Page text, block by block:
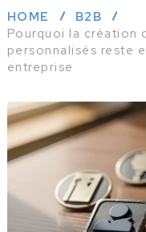
HOME
B2B
Pourquoi la création
personnalisés reste
entreprise